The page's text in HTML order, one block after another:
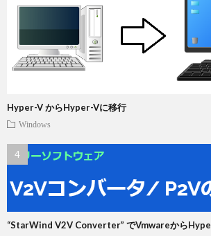
Hyper-V からHyper-Vに移行
Windows
“StarWind V2V Converter” でVmwareから